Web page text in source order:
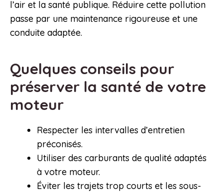
l’air et la santé publique. Réduire cette pollution
passe par une maintenance rigoureuse et une
conduite adaptée.
Quelques conseils pour
préserver la santé de votre
moteur
Respecter les intervalles d’entretien
préconisés.
Utiliser des carburants de qualité adaptés
à votre moteur.
Éviter les trajets trop courts et les sous-